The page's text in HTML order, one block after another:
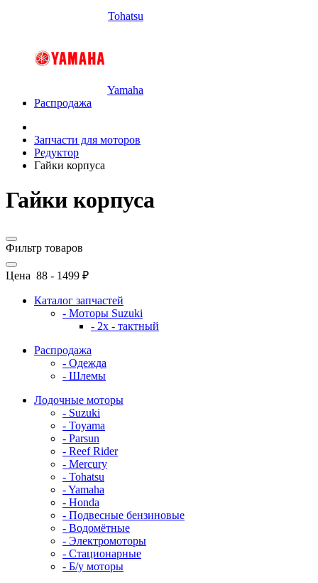
Tohatsu
Yamaha
Распродажа
Запчасти для моторов
Редуктор
Гайки корпуса
Гайки корпуса
Фильтр товаров
Цена 88 - 1499 ₽
Каталог запчастей
- Моторы Suzuki
- 2x - тактный
Распродажа
- Одежда
- Шлемы
Лодочные моторы
- Suzuki
- Toyama
- Parsun
- Reef Rider
- Mercury
- Tohatsu
- Yamaha
- Honda
- Подвесные бензиновые
- Водомётные
- Электромоторы
- Стационарные
- Б/у моторы